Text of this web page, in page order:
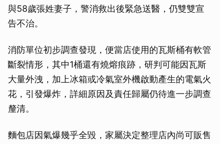
與58歲張姓妻子，警消救出後緊急送醫，仍雙雙宣
告不治。
消防單位初步調查發現，便當店使用的瓦斯桶有軟管
斷裂情形，其中1桶還有燒熔痕跡，研判可能因瓦斯
大量外洩，加上冰箱或冷氣室外機啟動產生的電氣火
花，引發爆炸，詳細原因及責任歸屬仍待進一步調查
釐清。
麵包店因氣爆幾乎全毀，家屬決定整理店內尚可販售